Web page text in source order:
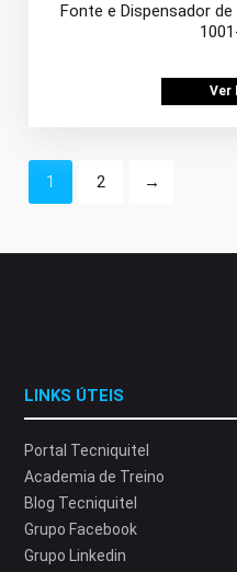
Fonte e Dispensador
Ver
1 2 →
LINKS ÚTEIS
Portal Tecniquitel
Academia de Treino
Blog Tecniquitel
Grupo Facebook
Grupo Linkedin